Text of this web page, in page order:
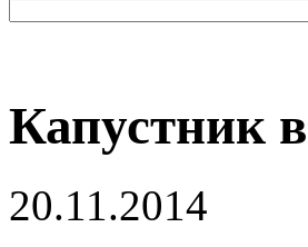
Капустник
20.11.2014